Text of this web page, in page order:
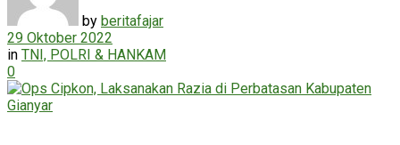
by beritafajar
29 Oktober 2022
in TNI, POLRI & HANKAM
0